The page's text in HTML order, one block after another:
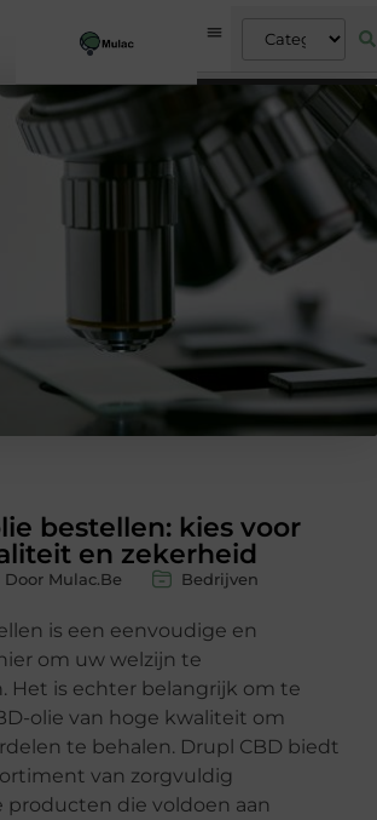
bestellen: kies voor
en zekerheid
Mulac.Be Bedrijven
is een eenvoudige en
om uw welzijn te
Het is echter belangrijk om te
olie van hoge kwaliteit om
te behalen. Drupl CBD biedt
van zorgvuldig
producten die voldoen aan